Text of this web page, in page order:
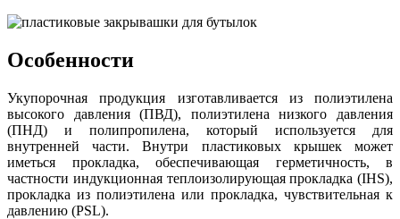
Особенности
Укупорочная продукция изготавливается из полиэтилена
высокого давления (ПВД), полиэтилена низкого давления
(ПНД) и полипропилена, который используется для
внутренней части. Внутри пластиковых крышек может
иметься прокладка, обеспечивающая герметичность, в
частности индукционная теплоизолирующая прокладка (IHS),
прокладка из полиэтилена или прокладка, чувствительная к
давлению (PSL).